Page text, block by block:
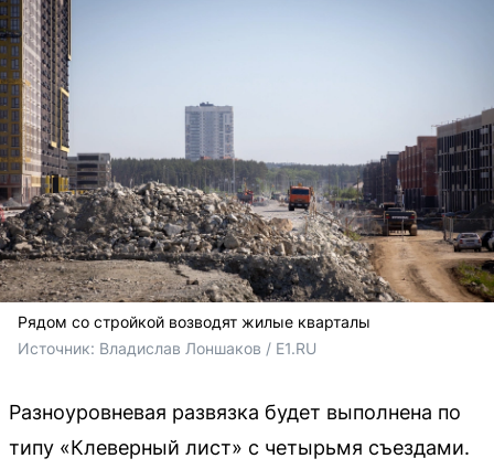
Рядом со стройкой возводят жилые кварталы
Источник: Владислав Лоншаков / E1.RU
Разноуровневая развязка будет выполнена по
типу «Клеверный лист» с четырьмя съездами.